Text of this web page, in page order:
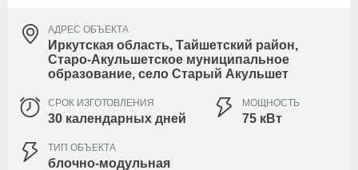
АДРЕС ОБЪЕКТА
Иркутская область, Тайшетский район,
Старо-Акульшетское муниципальное
образование, село Старый Акульшет
СРОК ИЗГОТОВЛЕНИЯ
30 календарных дней
МОЩНОСТЬ
75 кВт
ТИП ОБЪЕКТА
блочно-модульная